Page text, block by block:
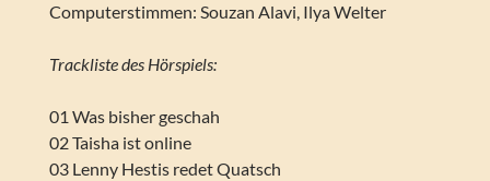
Computerstimmen: Souzan Alavi, Ilya Welter
Trackliste des Hörspiels:
01 Was bisher geschah
02 Taisha ist online
03 Lenny Hestis redet Quatsch